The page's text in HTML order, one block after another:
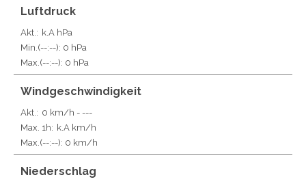
Luftdruck
Akt.: k.A hPa
Min. (--:--): 0 hPa
Max. (--:--): 0 hPa
Windgeschwindigkeit
Akt.: 0 km/h - ---
Max. 1h: k.A km/h
Max. (--:--): 0 km/h
Niederschlag